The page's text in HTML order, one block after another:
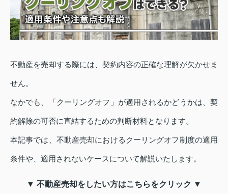
不動産を売却する際には、契約内容の正確な理解が欠かせま
せん。
なかでも、「クーリングオフ」が適用されるかどうかは、契
約解除の可否に直結するための判断材料となります。
本記事では、不動産売却におけるクーリングオフ制度の適用
条件や、適用されないケースについて解説いたします。
▼ 不動産売却をしたい方はこちらをクリック ▼